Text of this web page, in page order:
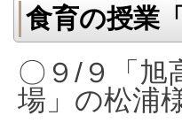
食育の授業
〇９/９「旭
場」の松浦様